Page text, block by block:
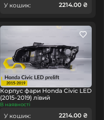
У кошик: 2214.00 ₴
Корпус фари Honda Civic LED
(2015-2019) лівий
В наявності
У кошик: 2214.00 ₴